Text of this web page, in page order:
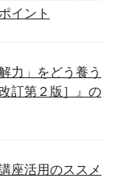
イント
力」をどう養う
訂第２版］』の
座活用のススメ